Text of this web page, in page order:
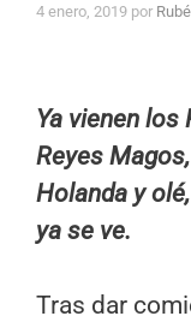
4 enero, 2019 por
Ya vienen los
Reyes
Holanda y
ya se ve.
Tras dar